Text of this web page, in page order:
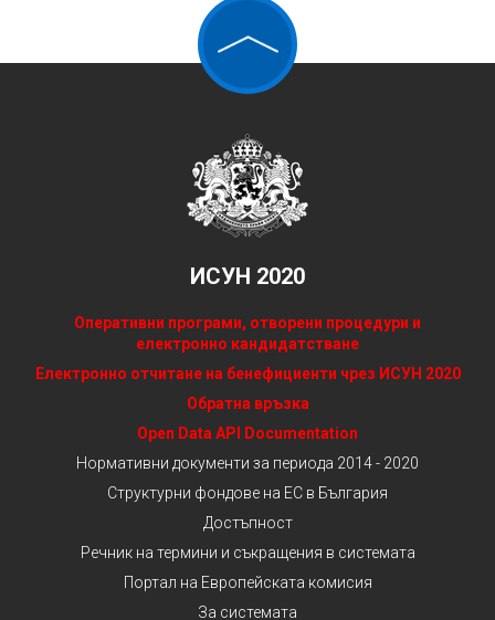
ИСУН 2020
Оперативни програми, отворени процедури и
електронно кандидатстване
Електронно отчитане на бенефициенти чрез ИСУН 2020
Обратна връзка
Open Data API Documentation
Нормативни документи за периода 2014 - 2020
Структурни фондове на ЕС в България
Достъпност
Речник на термини и съкращения в системата
Портал на Европейската комисия
За системата